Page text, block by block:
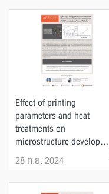
Effect of printing
parameters and heat
treatments on
microstructure develop...
28 ก.ย. 2024